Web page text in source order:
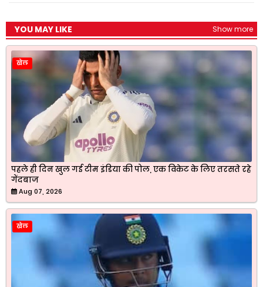
YOU MAY LIKE Show more
खेल
पहले ही दिन खुल गई टीम इंडिया की पोल, एक विकेट के लिए तरसते रहे
गेंदबाज
Aug 07, 2026
खेल